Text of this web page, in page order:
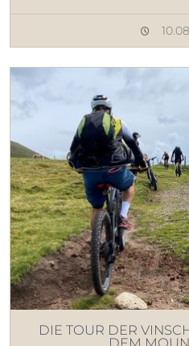
DIE TOUR DER
DEM